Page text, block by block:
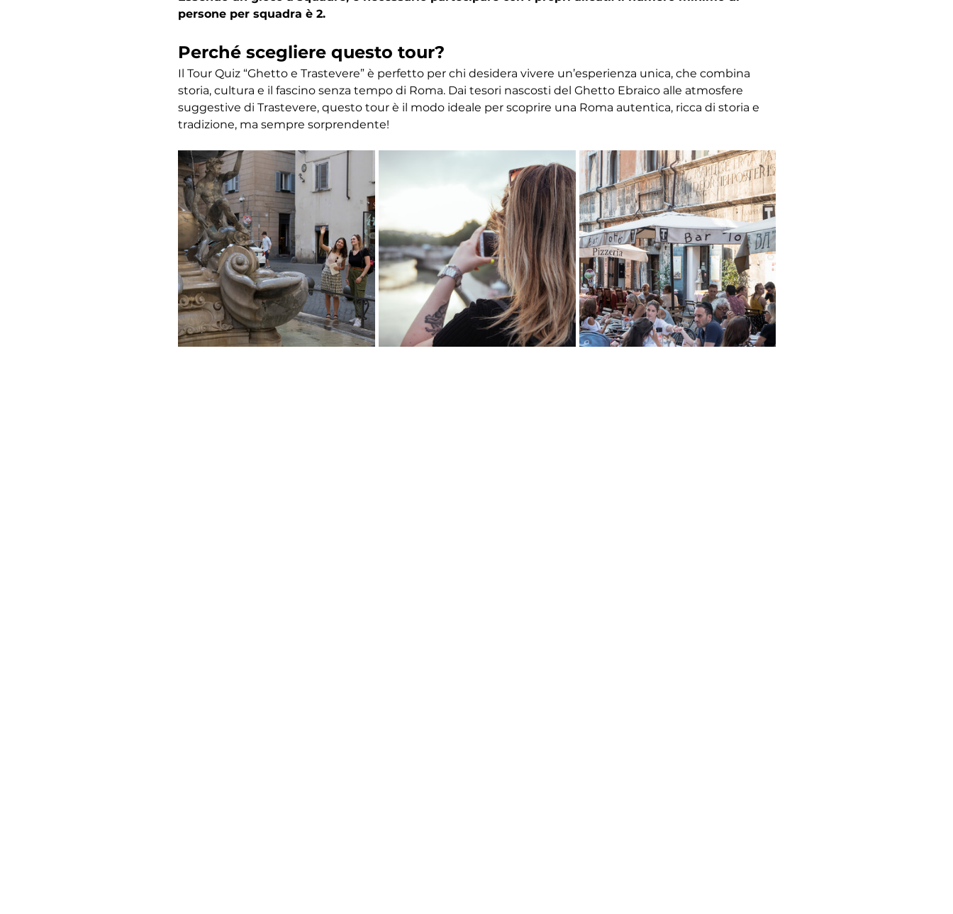
persone per squadra è 2.
Perché scegliere questo tour?
Il Tour Quiz “Ghetto e Trastevere” è perfetto per chi desidera vivere un’esperienza unica, che combina
storia, cultura e il fascino senza tempo di Roma. Dai tesori nascosti del Ghetto Ebraico alle atmosfere
suggestive di Trastevere, questo tour è il modo ideale per scoprire una Roma autentica, ricca di storia e
tradizione, ma sempre sorprendente!